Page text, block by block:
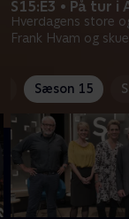
S15:E3 • På tur i
Hverdagens store
Frank Hvam og
Sæson 15